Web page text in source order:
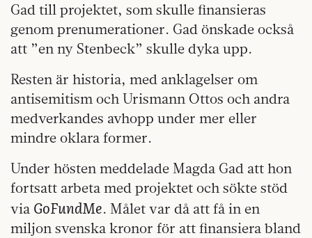
Gad till projektet, som skulle finansieras
genom prenumerationer. Gad önskade också
att ”en ny Stenbeck” skulle dyka upp.
Resten är historia, med anklagelser om
antisemitism och Urismann Ottos och andra
medverkandes avhopp under mer eller
mindre oklara former.
Under hösten meddelade Magda Gad att hon
fortsatt arbeta med projektet och sökte stöd
via GoFundMe. Målet var då att få in en
miljon svenska kronor för att finansiera bland